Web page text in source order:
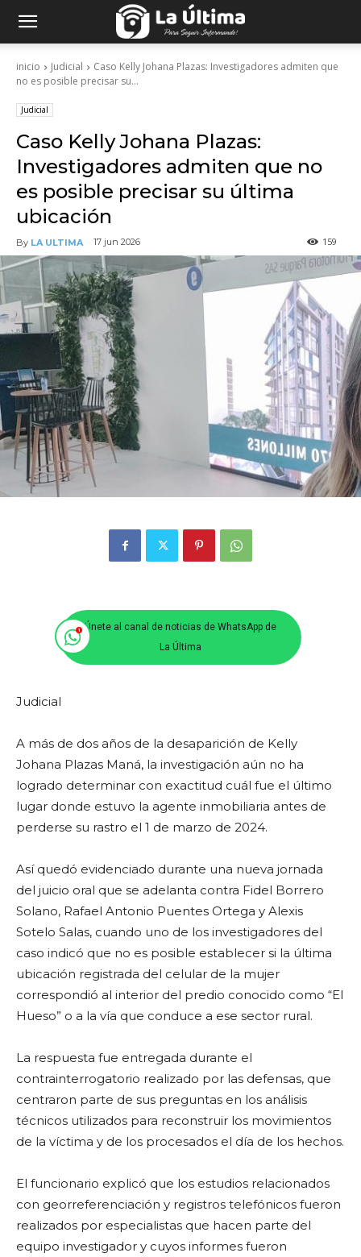
inicio Judicial
Caso Kelly Johana Plazas: Investigadores admiten que
no es posible precisar su...
Judicial
Caso Kelly Johana Plazas:
Investigadores admiten que no
es posible precisar su última
ubicación
By LA ULTIMA 17 jun 2026 159
Únete al canal de noticias de WhatsApp de
La Última
Judicial
A más de dos años de la desaparición de Kelly
Johana Plazas Maná, la investigación aún no ha
logrado determinar con exactitud cuál fue el último
lugar donde estuvo la agente inmobiliaria antes de
perderse su rastro el 1 de marzo de 2024.
Así quedó evidenciado durante una nueva jornada
del juicio oral que se adelanta contra Fidel Borrero
Solano, Rafael Antonio Puentes Ortega y Alexis
Sotelo Salas, cuando uno de los investigadores del
caso indicó que no es posible establecer si la última
ubicación registrada del celular de la mujer
correspondió al interior del predio conocido como “El
Hueso” o a la vía que conduce a ese sector rural.
La respuesta fue entregada durante el
contrainterrogatorio realizado por las defensas, que
centraron parte de sus preguntas en los análisis
técnicos utilizados para reconstruir los movimientos
de la víctima y de los procesados el día de los hechos.
El funcionario explicó que los estudios relacionados
con georreferenciación y registros telefónicos fueron
realizados por especialistas que hacen parte del
equipo investigador y cuyos informes fueron